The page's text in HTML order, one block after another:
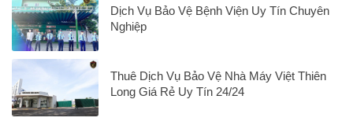
Dịch Vụ Bảo Vệ Bệnh Viện Uy Tín Chuyên
Nghiệp
Thuê Dịch Vụ Bảo Vệ Nhà Máy Việt Thiên
Long Giá Rẻ Uy Tín 24/24